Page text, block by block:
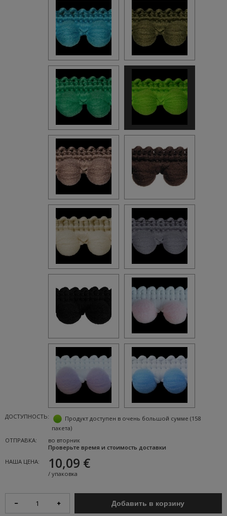
ДОСТУПНОСТЬ: Продукт доступен в очень большой сумме (158
пакета)
ОТПРАВКА:
во вторник
Проверьте время и стоимость доставки
НАША ЦЕНА:
10,09 €
/ упаковка
Добавить в корзину